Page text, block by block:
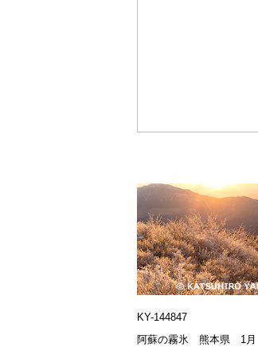
KY-144847
阿蘇の霧氷 熊本県 1月